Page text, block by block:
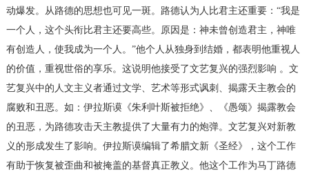
动爆发。从路德的思想也可见一斑。路德认为人比君主还重要：“我是
一个人，这个头衔比君主还要高些。原因是：神未曾创造君主，神唯
有创造人，使我成为一个人。”他个人从独身到结婚，都表明他重视人
的价值，重视世俗的享乐。这说明他接受了文艺复兴的强烈影响 。文
艺复兴中的人文主义者通过文学、艺术等形式讽刺、揭露天主教会的
腐败和丑恶。如：伊拉斯谟《朱利叶斯被拒绝》、《愚颂》揭露教会
的丑恶，为路德攻击天主教提供了大量有力的炮弹。文艺复兴对新教
义的形成发生了影响。伊拉斯谟编辑了希腊文新《圣经》，这个工作
有助于恢复被歪曲和被掩盖的基督真正教义。他这个工作为马丁路德